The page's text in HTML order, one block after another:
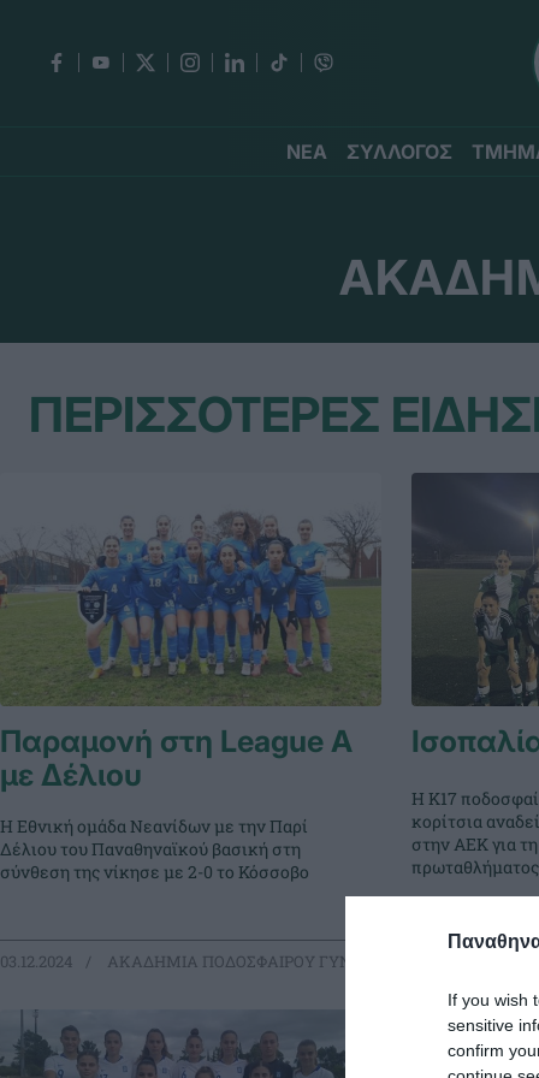
If you wish
sensitive
confirm
ΝΕΑ ΣΥΛΛΟΓΟΣ
ΠΕΡΙΣΣΟΤΕΡΕΣ
Παραμονή στη League Α
με Δέλιου
Η Εθνική ομάδα Νεανίδων με την Παρί
Δέλιου του Παναθηναϊκού βασική στη
σύνθεση της νίκησε με 2-0 το Κόσσοβο
03.12.2024 ΑΚΑΔΗΜΙΑ ΠΟΔΟΣΦΑΙΡΟΥ ΓΥΝΑΙΚΩΝ
Η Κ17
κορίτσια
στην ΑΕΚ για